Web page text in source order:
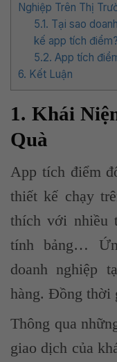
Nghiệp Trên Thị
5.1. Tại sao
kế app tích điểm?
5.2. App tích
6. Kết Luận
1. Khái
Quà
App tích điểm
thiết kế chạy
thích với nhiều
tính bảng…
doanh nghiệp
hàng. Đồng thời
Thông qua
giao dịch của